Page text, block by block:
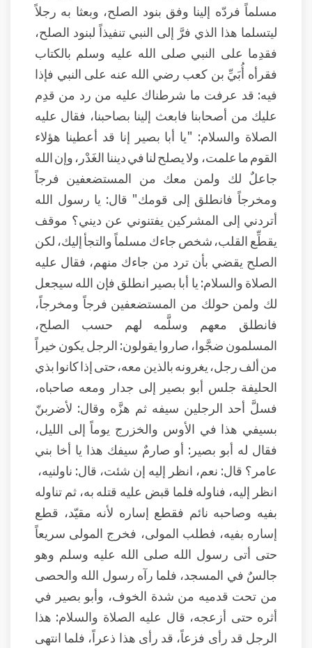
مسلماً فردّه إلينا وفق بنود الصلح، وبعثا به رجلاً
ليتسلما هذا الذي فرَّ إلى النبي تنفيذاً لبنود الصلح،
فقدِما على النبي صلى الله عليه وسلم بالكتاب
فقرأه أُبَيِّ بن كعب رضي الله عنه على النبي فإذا
فيه: قد عرفت ما شرطناك عليه من رد من قدِم
عليك من أصحابنا فابعث إلينا بصاحبنا، فقال عليه
الصلاة والسلام: "يا أبا بصير إنا قد أعطينا هؤلاء
القوم ما علمت، ولا يصلح لنا في ديننا الغَدْر، وإن الله
جاعلٌ لك ولمن معك من المستضعفين فرجاً
ومخرجاً فانطلق إلى قومك" قال: يا رسول الله
أتردني إلى المشركين يفتنوني عن ديني؟ موقف
يقطِّع القلب، شخص جاءك مسلماً والتجأ إليك، لكن
الصلح يقضي بأن ترد من جاءك منهم، فقال عليه
الصلاة والسلام: يا أبا بصير انطلق فإن الله سيجعل
لك ولمن حولك من المستضعفين فرجاً ومخرجاً،
فانطلق معهم وسلَّمه لهم حسب الصلح،
المسلمون ضجَّوا، صاروا يقولون: الرجل يكون خيراً
من ألف رجل، يغرونه بالذين معه، حتى إذا كانوا بذي
الحليفة جلس أبو بصير إلى جدار ومعه صاحباه،
فسلَّ أحد الرجلين سيفه ثم هزَّه وقال: لأضربنّ
بسيفي هذا في الأوس والخزرج يوماً إلى الليل،
فقال له أبو بصير: أو صارمٌ سيفك هذا يا أخا بني
عامر؟ قال: نعم، انظر إليه إن شئت، قال: ناولنيه،
انظر إليه، فناوله فلما قبض عليه قتله به، ثم تناوله
بفيه وصاحبه نائم فقطع إساره لأنه مقيّد، قطع
إساره بفيه، فطلب المولى، فخرج المولى سريعاً
حتى أتى رسول الله صلى الله عليه وسلم وهو
جالسٌ في المسجد، فلما رآه رسول الله والحصى
من تحت قدميه من شدة الخوف، وأبو بصير في
أثره حتى أزعجه، قال عليه الصلاة والسلام: هذا
الرجل قد رأى فزعاً، قد رأى هذا ذعراً، فلما انتهى